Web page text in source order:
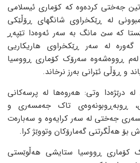
جەختی کردەوە کە کۆماری ئیسلامی
لە ڕێکخراوی شانگهای ڕۆڵێکی
کە سێ مانگ بە سەر ئەوەدا تێپەڕ
گەورە لە سەر ڕێکخراوی هاریکاریی
لەم ڕووەشەوە سەرۆک کۆماری ڕووسیا
و ڕۆڵی ئێرانی بەرز نرخاند.
لە درێژەدا وتی: هەروەها لە پرسەکانی
ڕوبەڕوبونەوەی تاک جەمسەری و
جەختی لە سەر کرایەوە و سەبارەت
بۆ هەڵگرتنی گەمارۆکان وتووێژ کرا.
کۆماری ڕووسیا ستایشی هەڵوێستی